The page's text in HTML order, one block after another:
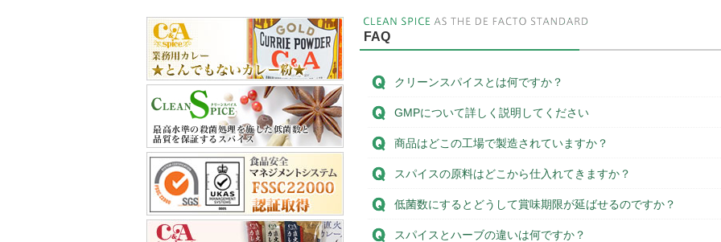
FAQ
クリーンスパイスとは何ですか？
GMPについて詳しく説明してください
商品はどこの工場で製造されていますか？
スパイスの原料はどこから仕入れてきますか？
低菌数にするとどうして賞味期限が延ばせるのですか？
スパイスとハーブの違いは何ですか？